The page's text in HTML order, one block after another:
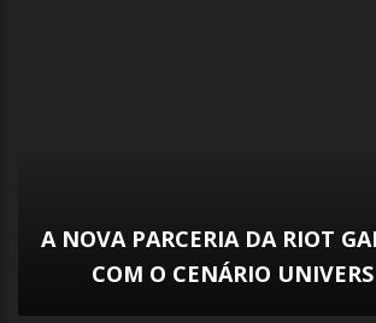
A NOVA PARCERIA DA RIOT
COM O CENÁRIO